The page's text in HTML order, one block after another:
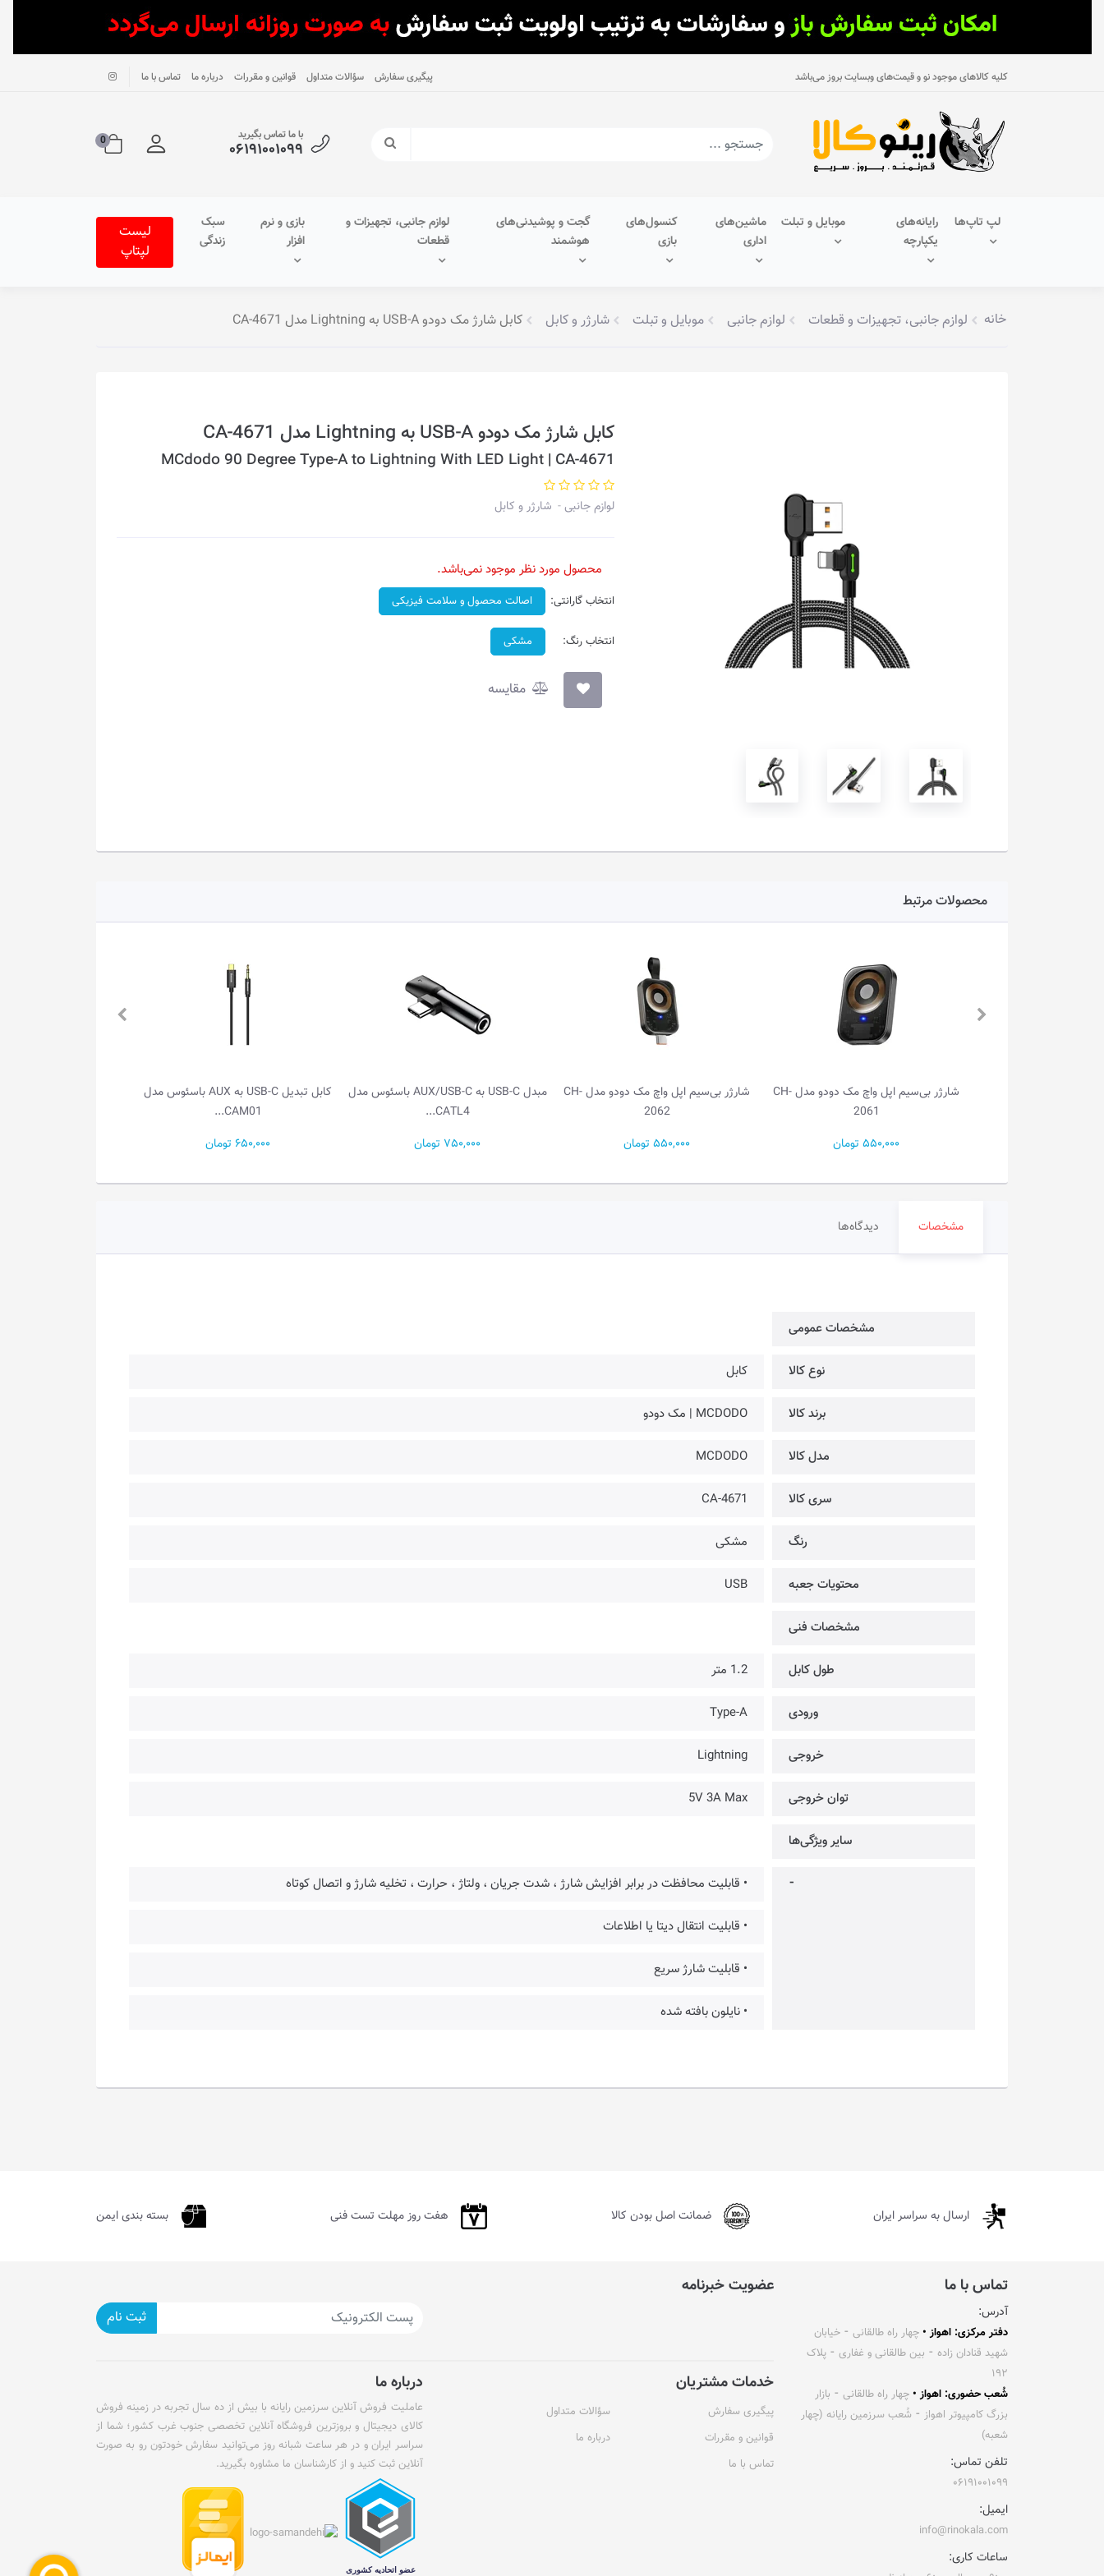
کلیه کالاهای موجود نو و قیمت‌های وبسایت بروز می‌باشد پیگیری سفارش سؤالات متداول قوانین و مقررات درباره ما تماس با ما
با ما تماس بگیرید
۰۶۱۹۱۰۰۱۰۹۹ 0
لپ تاپ‌ها
رایانه‌های
یکپارچه
موبایل و تبلت
ماشین‌های
اداری
کنسول‌های
بازی
گجت و پوشیدنی‌های
هوشمند
لوازم جانبی، تجهیزات و
قطعات
بازی و نرم
افزار
سبک
زندگی
لیست
لپتاپ
خانه لوازم جانبی، تجهیزات و قطعات لوازم جانبی موبایل و تبلت شارژر و کابل کابل شارژ مک دودو USB-A به Lightning مدل CA-4671
کابل شارژ مک دودو USB-A به Lightning مدل CA-4671
MCdodo 90 Degree Type-A to Lightning With LED Light | CA-4671
لوازم جانبی شارژر و کابل
محصول مورد نظر موجود نمی‌باشد.
انتخاب گارانتی: اصالت محصول و سلامت فیزیکی
انتخاب رنگ: مشکی
مقایسه
محصولات مرتبط
شارژر بی‌سیم اپل واچ مک دودو مدل CH-
2061
550,000 تومان
شارژر بی‌سیم اپل واچ مک دودو مدل CH-
2062
550,000 تومان
مبدل USB-C به AUX/USB-C باسئوس مدل
CATL4...
750,000 تومان
کابل تبدیل USB-C به AUX باسئوس مدل
CAM01...
650,000 تومان
مشخصات دیدگاه‌ها
مشخصات عمومی
نوع کالا کابل
برند کالا MCDODO | مک دودو
مدل کالا MCDODO
سری کالا CA-4671
رنگ مشکی
محتویات جعبه USB
مشخصات فنی
طول کابل 1.2 متر
ورودی Type-A
خروجی Lightning
توان خروجی 5V 3A Max
سایر ویژگی‌ها
⁃ • قابلیت محافظت در برابر افزایش شارژ ، شدت جریان ، ولتاژ ، حرارت ، تخلیه شارژ و اتصال کوتاه
• قابلیت انتقال دیتا یا اطلاعات
• قابلیت شارژ سریع
• نایلون بافته شده
ارسال به سراسر ایران ضمانت اصل بودن کالا هفت روز مهلت تست فنی بسته بندی ایمن
تماس با ما
آدرس:
دفتر مرکزی: اهواز • چهار راه طالقانی ⁃ خیابان
شهید قنادان زاده ⁃ بین طالقانی و غفاری ⁃ پلاک
۱۹۲
شُعب حضوری: اهواز • چهار راه طالقانی ⁃ بازار
بزرگ کامپیوتر اهواز ⁃ شُعب سرزمین رایانه (چهار
شعبه)
تلفن تماس:
۰۶۱۹۱۰۰۱۰۹۹
ایمیل:
info@rinokala.com
ساعات کاری:
عضویت خبرنامه
ثبت نام
خدمات مشتریان
پیگیری سفارش
سؤالات متداول
قوانین و مقررات
درباره ما
تماس با ما
درباره ما
عاملیت فروش آنلاین سرزمین رایانه با بیش از ده سال تجربه در زمینه فروش
کالای دیجیتال و بروزترین فروشگاه آنلاین تخصصی جنوب غرب کشور؛ شما از
سراسر ایران و در هر ساعت شبانه روز می‌توانید سفارش خودتون رو به صورت
آنلاین ثبت کنید و از کارشناسان ما مشاوره بگیرید.